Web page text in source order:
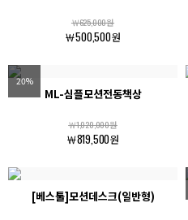
￦625,000원
￦500,500원
20%
ML-심플모션전동책상
￦1,020,000원
￦819,500원
[베스툴]모션데스크(일반형)